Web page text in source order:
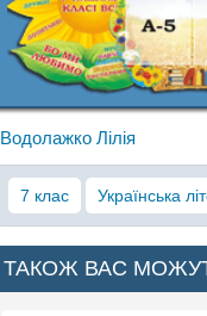
Водолажко Лілія
7 клас Українська
ТАКОЖ ВАС